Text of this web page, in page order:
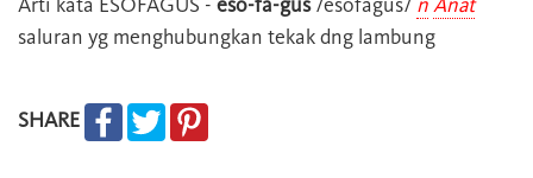
saluran yg menghubungkan tekak dng lambung
SHARE